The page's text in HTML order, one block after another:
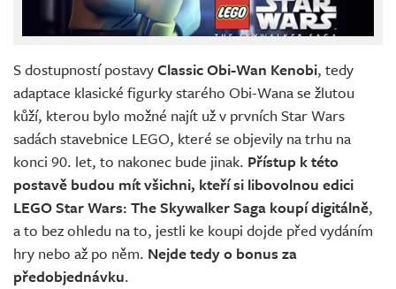
S dostupností postavyClassic Obi-Wan Kenobi, tedy
adaptace klasické figurky starého Obi-Wana se žlutou
kůží, kterou bylo možné najít už v prvních Star Wars
sadách stavebnice LEGO, které se objevily na trhu na
konci 90. let, to nakonec bude jinak. Přístup k této
postavě budou mít všichni, kteří si libovolnou edici
LEGO Star Wars: The Skywalker Saga koupí digitálně,
a to bez ohledu na to, jestli ke koupi dojde před vydáním
hry nebo až po něm. Nejde tedy o bonus za
předobjednávku.